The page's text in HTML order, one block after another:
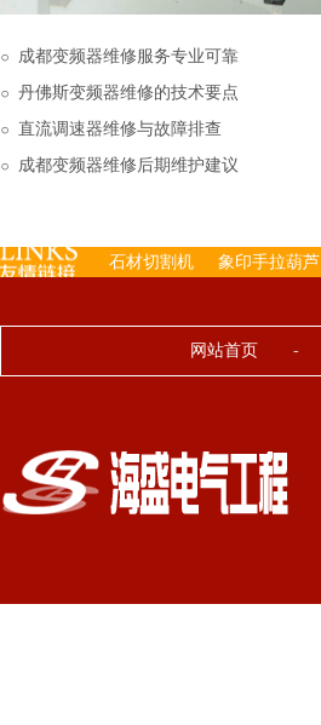
成都变频器维修服务专业可靠
丹佛斯变频器维修的技术要点
直流调速器维修与故障排查
成都变频器维修后期维护建议
石材切割机 象印手拉葫芦
网站首页 -